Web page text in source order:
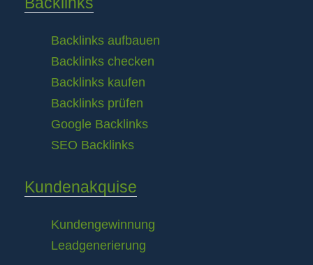
Backlinks aufbauen
Backlinks checken
Backlinks kaufen
Backlinks prüfen
Google Backlinks
SEO Backlinks
Kundenakquise
Kundengewinnung
Leadgenerierung